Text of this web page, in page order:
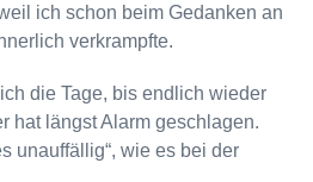
ich schon beim Gedanken an
verkrampfte.
die Tage, bis endlich wieder
hat längst Alarm geschlagen.
unauffällig“, wie es bei der